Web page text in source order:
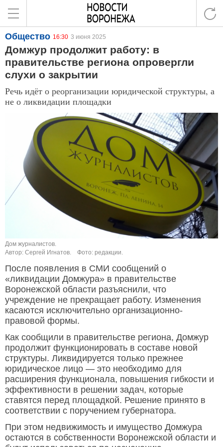
Общество 16:30 3 июня 2025
Домжур продолжит работу: в
правительстве региона опровергли
слухи о закрытии
Речь идёт о реорганизации юридической структуры, а
не о ликвидации площадки
Дом журналистов.
Автор: Сергей Игнатов.
Фото: редакции.
После появления в СМИ сообщений о
«ликвидации Домжура» в правительстве
Воронежской области разъяснили, что
учреждение не прекращает работу. Изменения
касаются исключительно организационно-
правовой формы.
Как сообщили в правительстве региона, Домжур
продолжит функционировать в составе новой
структуры. Ликвидируется только прежнее
юридическое лицо — это необходимо для
расширения функционала, повышения гибкости и
эффективности в решении задач, которые
ставятся перед площадкой. Решение принято в
соответствии с поручением губернатора.
При этом недвижимость и имущество Домжура
остаются в собственности Воронежской области и